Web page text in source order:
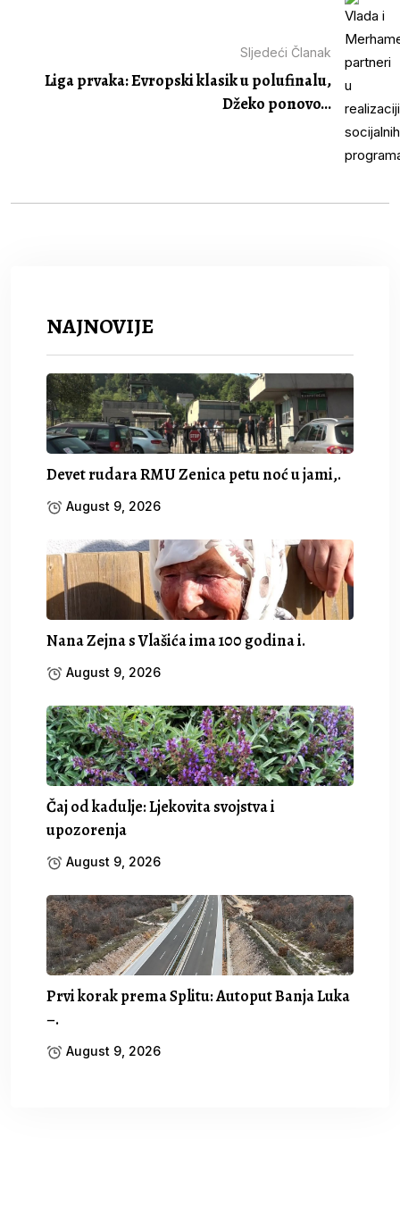
Sljedeći Članak
Liga prvaka: Evropski klasik u polufinalu,
Džeko ponovo...
NAJNOVIJE
Devet rudara RMU Zenica petu noć u jami,.
August 9, 2026
Nana Zejna s Vlašića ima 100 godina i.
August 9, 2026
Čaj od kadulje: Ljekovita svojstva i
upozorenja
August 9, 2026
Prvi korak prema Splitu: Autoput Banja Luka
–.
August 9, 2026